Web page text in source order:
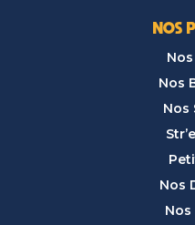
NOS
Nos
Nos
Nos
Nos